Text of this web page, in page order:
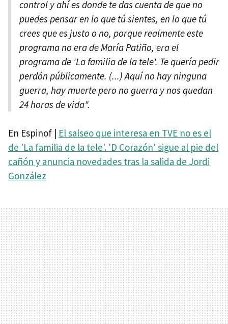
control y ahí es donde te das cuenta de que no
puedes pensar en lo que tú sientes, en lo que tú
crees que es justo o no, porque realmente este
programa no era de María Patiño, era el
programa de 'La familia de la tele'. Te quería pedir
perdón públicamente. (...) Aquí no hay ninguna
guerra, hay muerte pero no guerra y nos quedan
24 horas de vida".
En Espinof | El salseo que interesa en TVE no es el
de 'La familia de la tele'. 'D Corazón' sigue al pie del
cañón y anuncia novedades tras la salida de Jordi
González